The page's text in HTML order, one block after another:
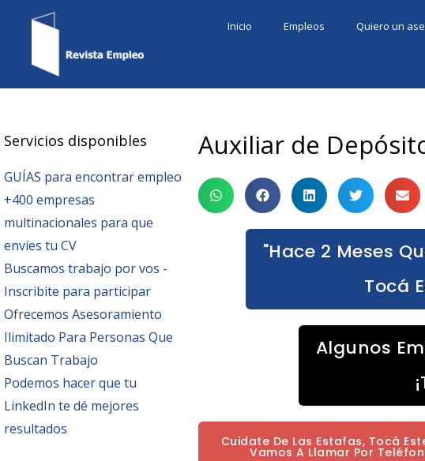
Inicio Empleos Quiero un
Servicios disponibles
GUÍAS para encontrar empleo
+400 empresas
multinacionales para que
envíes tu CV
Buscamos trabajo por vos -
Inscribite para participar
Ofrecemos Asesoramiento
Ilimitado Para Personas Que
Buscan Trabajo
Podemos hacer que tu
LinkedIn te dé mejores
resultados
Auxiliar de
"Hace 2 Meses
Tocá
Algunos
Cuidate De Las Estafas, Tocá
Vamos A Llamar Por